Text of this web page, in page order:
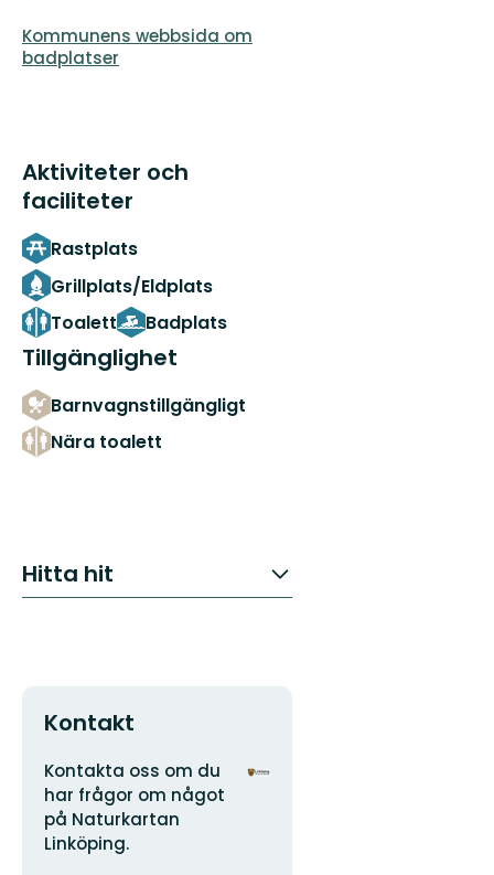
Kommunens webbsida om
badplatser
Aktiviteter och
faciliteter
Rastplats
Grillplats/Eldplats
Toalett
Badplats
Tillgänglighet
Barnvagnstillgängligt
Nära toalett
Hitta hit
Kontakt
Adress
Kontakta oss om du
har frågor om något
på Naturkartan
Linköping.
Organisationens